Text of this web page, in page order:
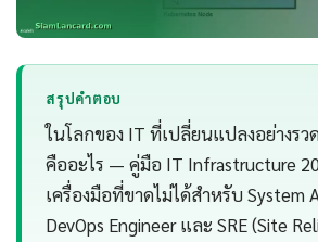
สรุปคำตอบ
ในโลกของ IT ที่เปลี่ยนแปลงอย่างรวด
คืออะไร — คู่มือ IT Infrastructure
เครื่องมือที่ขาดไม่ได้สำหรับ System
DevOps Engineer และ SRE (Site